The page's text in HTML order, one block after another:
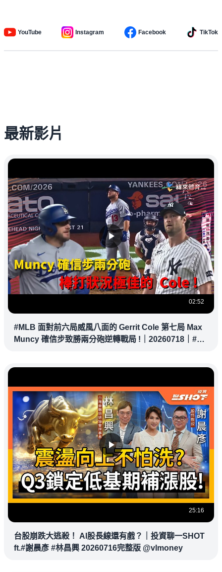
YouTube Instagram Facebook TikTok
最新影片
02:52
#MLB 面對前六局威風八面的 Gerrit Cole 第七局 Max
Muncy 確信步致勝兩分砲逆轉戰局 !｜20260718｜#洛
25:16
台股崩跌大逃殺！ AI股長線還有戲？｜投資聊一SHOT
ft.#謝晨彥 #林昌興 20260716完整版 @vlmoney